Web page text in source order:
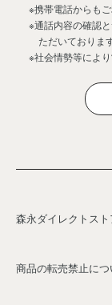
※携帯電話からも
※通話内容の確認
ただいております
※社会情勢等によ
森永ダイレクトスト
商品の転売禁止につ